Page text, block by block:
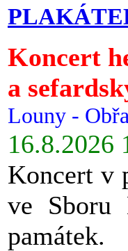
Koncert
a
Louny -
16.8.2026
Koncert v
ve Sboru
památek.